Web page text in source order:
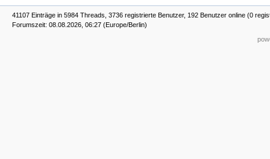
41107 Einträge in 5984 Threads, 3736 registrierte Benutzer, 192 Benutzer online (0
Forumszeit: 08.08.2026, 06:27 (Europe/Berlin)